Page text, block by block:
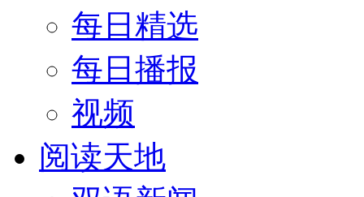
每日精选
每日播报
视频
阅读天地